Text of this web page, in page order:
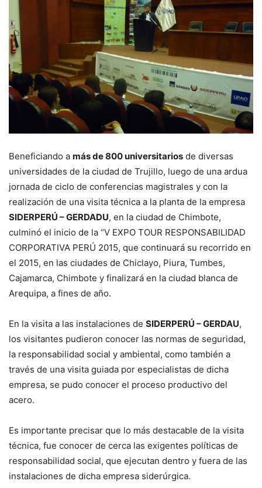
Beneficiando a más de 800 universitarios de diversas
universidades de la ciudad de Trujillo, luego de una ardua
jornada de ciclo de conferencias magistrales y con la
realización de una visita técnica a la planta de la empresa
SIDERPERÚ – GERDADU, en la ciudad de Chimbote,
culminó el inicio de la “V EXPO TOUR RESPONSABILIDAD
CORPORATIVA PERÚ 2015, que continuará su recorrido en
el 2015, en las ciudades de Chiclayo, Piura, Tumbes,
Cajamarca, Chimbote y finalizará en la ciudad blanca de
Arequipa, a fines de año.
En la visita a las instalaciones de SIDERPERÚ – GERDAU,
los visitantes pudieron conocer las normas de seguridad,
la responsabilidad social y ambiental, como también a
través de una visita guiada por especialistas de dicha
empresa, se pudo conocer el proceso productivo del
acero.
Es importante precisar que lo más destacable de la visita
técnica, fue conocer de cerca las exigentes políticas de
responsabilidad social, que ejecutan dentro y fuera de las
instalaciones de dicha empresa siderúrgica.